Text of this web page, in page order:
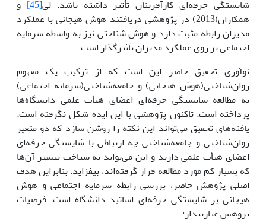
شایستگی حرفه‌ای کارآفرینان تأثیر داشته باشد. لی[45]
و
همکاران(2013) در پژوهشی دریافتند هوش هیجانی با عملکرد
مدیران رابطه مثبت دارد و هوش شناختی نیز به واسطه سرمایه
اجتماعی بر روی عملکرد مدیران تأثیرگذار است.
نوآوری تحقیق حاضر این است که از ترکیب یک مفهوم
روان‌شناختی(هوش هیجانی) و جامعه‌شناختی(سرمایه اجتماعی)
به مطالعه شایستگی حرفه‌ای اعضای هیأت علمی دانشگاه‌ها
پرداخته است. تاکنون پژوهشی با این ایده شکل نگرفته است.
یافته‌های تحقیق می‌تواند این نکته را روشن سازد که دو متغیر
روان‌شناختی و جامعه‌شناختی چه ارتباطی با شایستگی حرفه‌ای
اعضای هیأت علمی دارند و این می‌تواند به شناخت بیشتر آن‌ها
که بسیار کم مورد مطالعه قرار گرفته‌اند، بیفزاید. بنابراین هدف
اصلی پژوهش حاضر، بررسی رابطه سرمایه اجتماعی و هوش
هیجانی بر شایستگی حرفه‌ای اساتید دانشگاه است. فرضیات
پژوهش عبارتنداز: